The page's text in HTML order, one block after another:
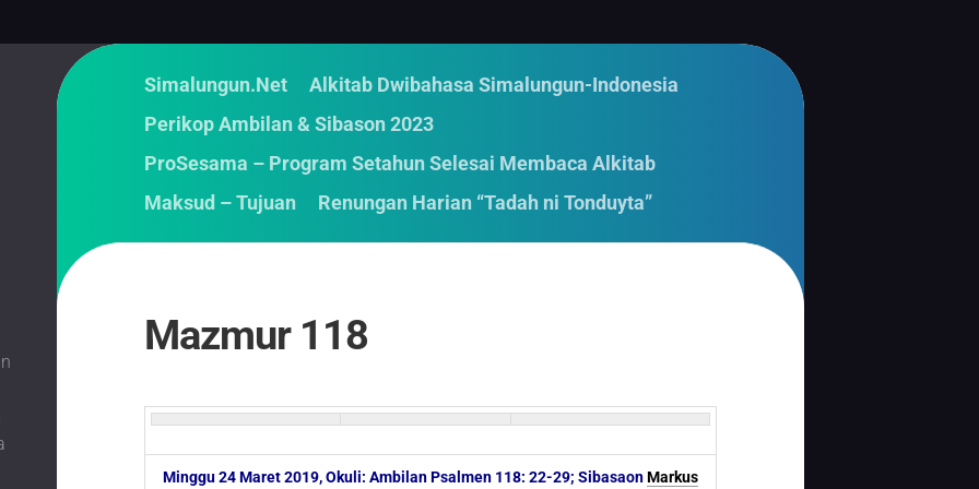
Simalungun.Net
Alkitab Dwibahasa Simalungun-Indonesia
Perikop Ambilan & Sibason 2023
ProSesama – Program Setahun Selesai Membaca Alkitab
Maksud – Tujuan
Renungan Harian “Tadah ni Tonduyta”
Mazmur 118
Minggu 24 Maret 2019, Okuli: Ambilan Psalmen 118: 22-29; SibasaonMarkus